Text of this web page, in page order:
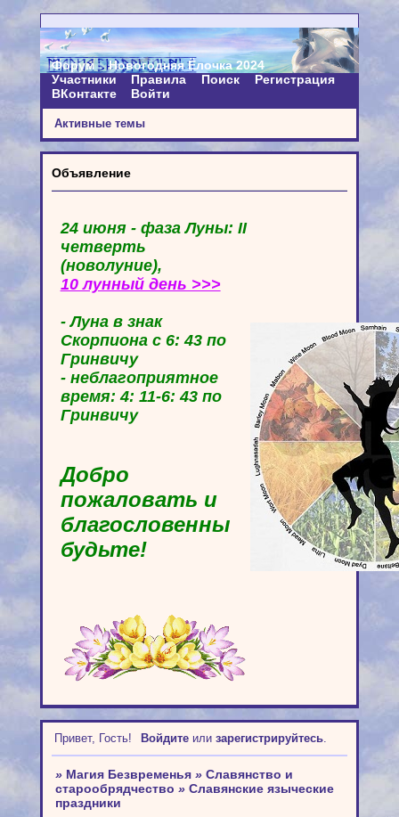
Форум
Новогодняя Ёлочка 2024
Участники
Правила Поиск
Регистрация
ВКонтакте
Войти
Активные темы
Объявление
24 июня - фаза Луны: II
четверть
(новолуние),
10 лунный день >>>
- Луна в знак
Скорпиона с 6: 43 по
Гринвичу
- неблагоприятное
время: 4: 11-6: 43 по
Гринвичу
Добро
пожаловать и
благословенны
будьте!
Привет, Гость! Войдитеили зарегистрируйтесь.
» Магия Безвременья » Славянство и
старообрядчество » Славянские языческие
праздники